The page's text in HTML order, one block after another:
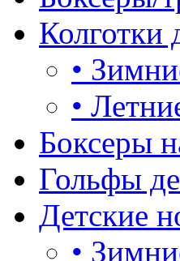
Колготки
•
•
Боксеры
Гольфы
Детские
•